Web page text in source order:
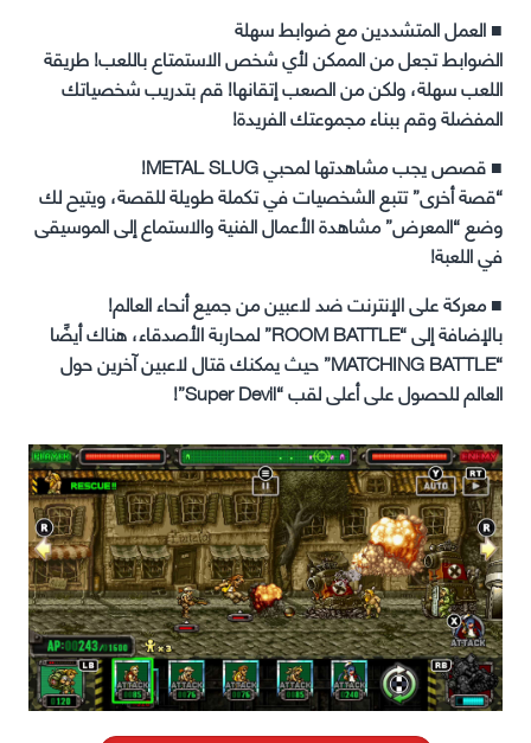
■ العمل المتشددين مع ضوابط سهلة
الضوابط تجعل من الممكن لأي شخص الاستمتاع باللعب! طريقة
اللعب سهلة، ولكن من الصعب إتقانها! قم بتدريب شخصياتك
المفضلة وقم ببناء مجموعتك الفريدة!
■ قصص يجب مشاهدتها لمحبي METAL SLUG!
“قصة أخرى” تتبع الشخصيات في تكملة طويلة للقصة، ويتيح لك
وضع “المعرض” مشاهدة الأعمال الفنية والاستماع إلى الموسيقى
في اللعبة!
■ معركة على الإنترنت ضد لاعبين من جميع أنحاء العالم!
بالإضافة إلى “ROOM BATTLE” لمحاربة الأصدقاء، هناك أيضًا
“MATCHING BATTLE” حيث يمكنك قتال لاعبين آخرين حول
العالم للحصول على أعلى لقب “Super Devil”!